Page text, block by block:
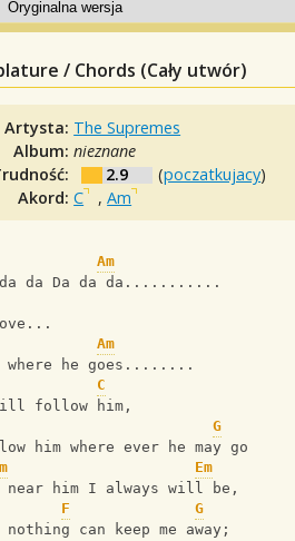
/ Chords (Cały utwór)
Artysta: The Supremes
Album:nieznane
2.9 (poczatkujacy)
Akord:C ,Am
Am
da da Da da da...........
Am
where he goes........
C
follow him,
G
him where ever he may go
Em
near him I always will be,
F
G
nothing can keep me away;